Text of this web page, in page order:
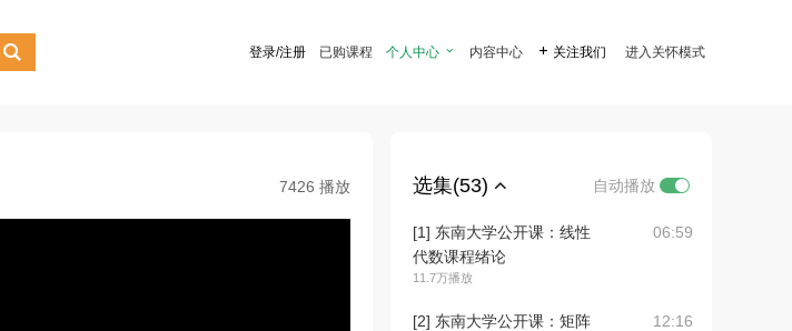
 登录/注册 已购课程 个人中心  内容中心  关注我们 进入关怀模式
7426 播放 选集(53) 自动播放
[1] 东南大学公开课：线性
代数课程绪论
11.7万播放
06:59
[2] 东南大学公开课：矩阵
12:16